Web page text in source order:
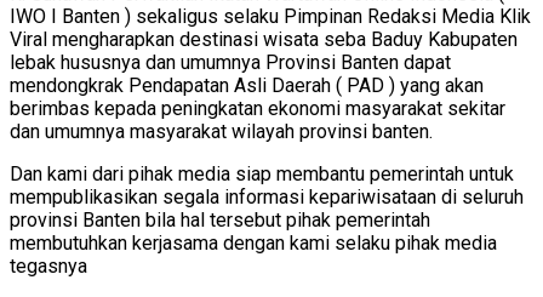
IWO I Banten ) sekaligus selaku Pimpinan Redaksi Media Klik
Viral mengharapkan destinasi wisata seba Baduy Kabupaten
lebak hususnya dan umumnya Provinsi Banten dapat
mendongkrak Pendapatan Asli Daerah ( PAD ) yang akan
berimbas kepada peningkatan ekonomi masyarakat sekitar
dan umumnya masyarakat wilayah provinsi banten.
Dan kami dari pihak media siap membantu pemerintah untuk
mempublikasikan segala informasi kepariwisataan di seluruh
provinsi Banten bila hal tersebut pihak pemerintah
membutuhkan kerjasama dengan kami selaku pihak media
tegasnya